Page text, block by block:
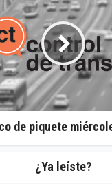
de piquete
¿Ya leíste?